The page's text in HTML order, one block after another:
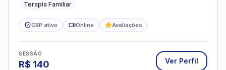
Terapia Familiar
CRP ativo Online Avaliações
SESSÃO
R$ 140 Ver Perfil